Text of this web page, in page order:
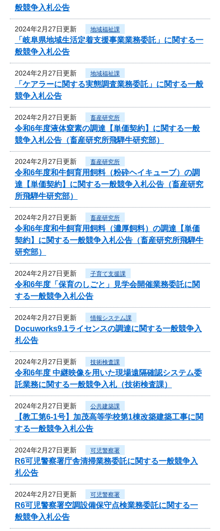
般競争入札公告
2024年2月27日更新 地域福祉課
「岐阜県地域生活定着支援事業業務委託」に関する一
般競争入札公告
2024年2月27日更新 地域福祉課
「ケアラーに関する実態調査業務委託」に関する一般
競争入札公告
2024年2月27日更新 畜産研究所
令和6年度液体窒素の調達【単価契約】に関する一般
競争入札公告（畜産研究所飛騨牛研究部）
2024年2月27日更新 畜産研究所
令和6年度和牛飼育用飼料（粉砕ヘイキューブ）の調
達【単価契約】に関する一般競争入札公告（畜産研究
所飛騨牛研究部）
2024年2月27日更新 畜産研究所
令和6年度和牛飼育用飼料（濃厚飼料）の調達【単価
契約】に関する一般競争入札公告（畜産研究所飛騨牛
研究部）
2024年2月27日更新 子育て支援課
令和6年度「保育のしごと」見学会開催業務委託に関
する一般競争入札公告
2024年2月27日更新 情報システム課
Docuworks9.1ライセンスの調達に関する一般競争入
札公告
2024年2月27日更新 技術検査課
令和6年度 中継映像を用いた現場遠隔確認システム委
託業務に関する一般競争入札（技術検査課）
2024年2月27日更新 公共建築課
【教工第6-1号】加茂高等学校第1棟改築建築工事に関
する一般競争入札公告
2024年2月27日更新 可児警察署
R6可児警察署庁舎清掃業務委託に関する一般競争入
札公告
2024年2月27日更新 可児警察署
R6可児警察署空調設備保守点検業務委託に関する一
般競争入札公告